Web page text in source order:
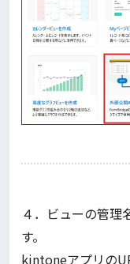
４．ビューの管
す。
kintoneアプリの